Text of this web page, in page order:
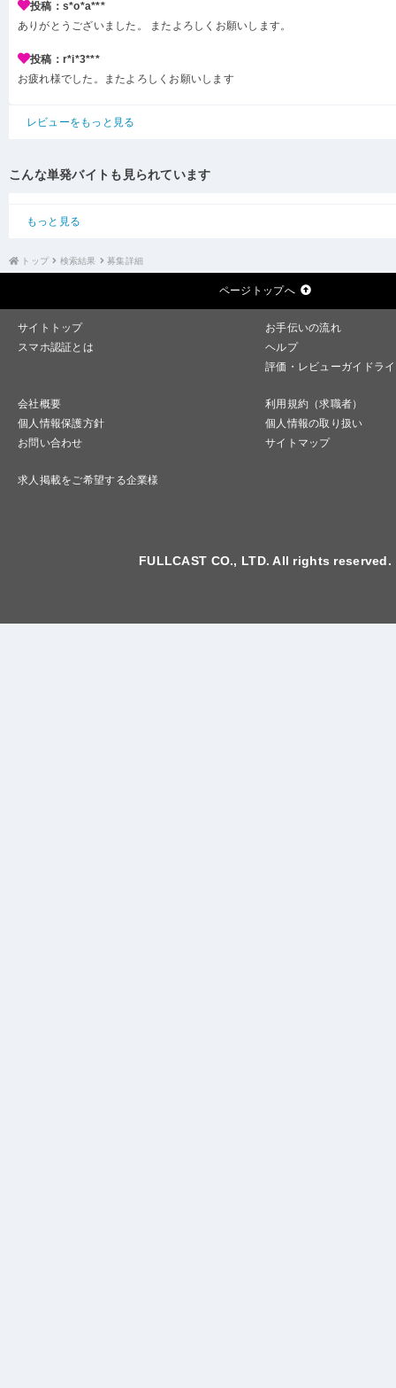
投稿：s*o*a***
ありがとうございました。 またよろしくお願いします。
投稿：r*i*3***
お疲れ様でした。またよろしくお願いします
レビューをもっと見る
こんな単発バイトも見られています
もっと見る
トップ 検索結果 募集詳細
ページトップへ
サイトトップ
お手伝いの流れ
スマホ認証とは
ヘルプ
評価・レビューガイドラ
会社概要
利用規約（求職者）
個人情報保護方針
個人情報の取り扱い
お問い合わせ
サイトマップ
求人掲載をご希望する企業様
FULLCAST CO., LTD. All rights reserved.